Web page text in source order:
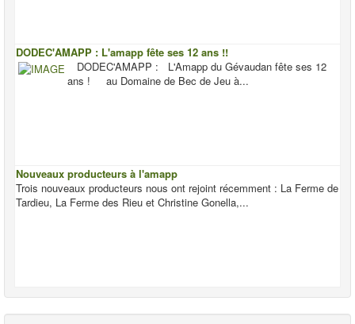
DODEC'AMAPP : L'amapp fête ses 12 ans !!
DODEC'AMAPP : L'Amapp du Gévaudan fête ses 12
ans ! au Domaine de Bec de Jeu à...
Nouveaux producteurs à l'amapp
Trois nouveaux producteurs nous ont rejoint récemment : La Ferme de
Tardieu, La Ferme des Rieu et Christine Gonella,...